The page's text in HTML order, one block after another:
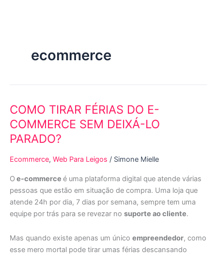
ecommerce
COMO TIRAR FÉRIAS DO E-
COMMERCE SEM DEIXÁ-LO
PARADO?
Ecommerce, Web Para Leigos / Simone Mielle
O e-commerce é uma plataforma digital que atende várias
pessoas que estão em situação de compra. Uma loja que
atende 24h por dia, 7 dias por semana, sempre tem uma
equipe por trás para se revezar no suporte ao cliente.
Mas quando existe apenas um único empreendedor, como
esse mero mortal pode tirar umas férias descansando
COMO
TIRAR
FÉRIAS
DO
E-
SEM
DEIXÁ-
LO
PARADO?